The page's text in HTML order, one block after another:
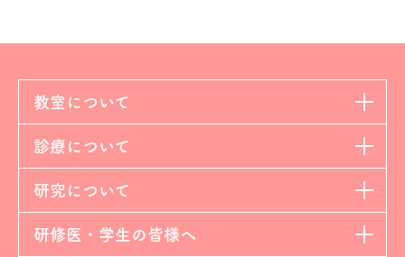
教室について
診療について
研究について
研修医・学生の皆様へ